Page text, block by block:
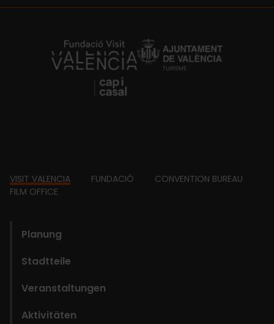
https://fundacion.visitvalencia.com/
Footer
VISIT VALENCIA FUNDACIÓ
CONVENTION BUREAU
FILM OFFICE
Planung
Stadtteile
Veranstaltungen
Aktivitäten